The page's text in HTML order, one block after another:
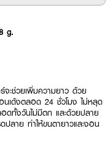
g.
จะช่วยเพิ่มความยาว ด้วย
นเด้งตลอด 24 ชั่วโมง ไม่หลุด
ดทั้งวันไม่มีตก และด้วยปลาย
ปลาย ทำให้ขนตายาวและงอน